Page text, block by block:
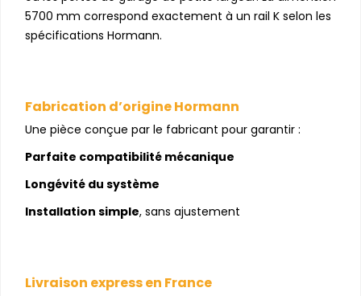
5700 mm correspond exactement à un rail K selon les
spécifications Hormann.
Fabrication d’origine Hormann
Une pièce conçue par le fabricant pour garantir :
Parfaite compatibilité mécanique
Longévité du système
Installation simple, sans ajustement
Livraison express en France